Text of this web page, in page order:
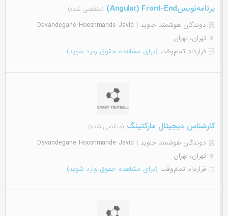
برنامه‌نویسAngular) Front-End) (منقضی شده)
دوندگان هوشمند جاوید | Davandegane Hooshmande Javid
تهران، تهران
قرارداد تمام‌وقت (برای مشاهده حقوق وارد شوید)
کارشناس دیجیتال مارکتینگ (منقضی شده)
دوندگان هوشمند جاوید | Davandegane Hooshmande Javid
تهران، تهران
قرارداد تمام‌وقت (برای مشاهده حقوق وارد شوید)